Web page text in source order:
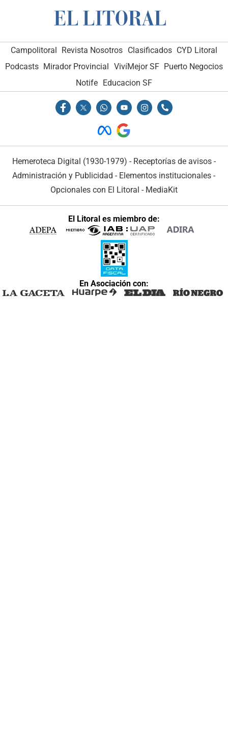
Campolitoral Revista Nosotros Clasificados CYD Litoral
Podcasts Mirador Provincial VivíMejor SF Puerto Negocios
Notife Educacion SF
Hemeroteca Digital (1930-1979) - Receptorías de avisos -
Administración y Publicidad - Elementos institucionales -
Opcionales con El Litoral - MediaKit
El Litoral es miembro de:
En Asociación con: